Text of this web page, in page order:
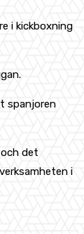
i kickboxning
spanjoren
det
i